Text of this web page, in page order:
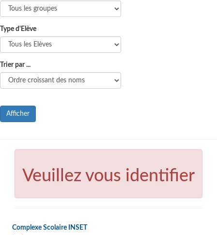
Type d'Elève
Trier par ...
Afficher
Veuillez vous identifier
Complexe Scolaire INSET